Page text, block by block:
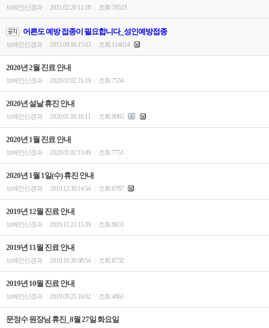
브레인신경과 2021.02.28 11:18 조회 78523
어른도 예방 접종이 필요합니다_성인예방접종
브레인신경과 2015.09.16 15:03 조회 114614
2020년 2월 진료 안내
브레인신경과 2020.02.02 21:19 조회 7534
2020년 설날 휴진 안내
브레인신경과 2020.01.16 16:11 조회 8085
2020년 1월 진료 안내
브레인신경과 2020.01.02 13:49 조회 7751
2020년 1월 1일(수) 휴진 안내
브레인신경과 2019.12.30 14:54 조회 6787
2019년 12월 진료 안내
브레인신경과 2019.11.23 15:39 조회 8631
2019년 11월 진료 안내
브레인신경과 2019.10.30 08:54 조회 8732
2019년 10월 진료 안내
브레인신경과 2019.09.25 16:02 조회 4861
문정수 원장님 휴진_8월 27일 화요일